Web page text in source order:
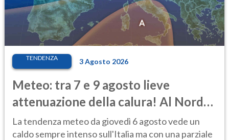
TENDENZA 3 Agosto 2026
Meteo: tra 7 e 9 agosto lieve
attenuazione della calura! Al Nord
rischio temporali
La tendenza meteo da giovedì 6 agosto vede un
caldo sempre intenso sull'Italia ma con una parziale